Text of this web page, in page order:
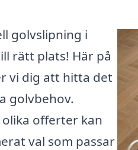
golvslipning i
rätt plats! Här på
vi dig att hitta det
golvbehov.
offerter kan
val som passar